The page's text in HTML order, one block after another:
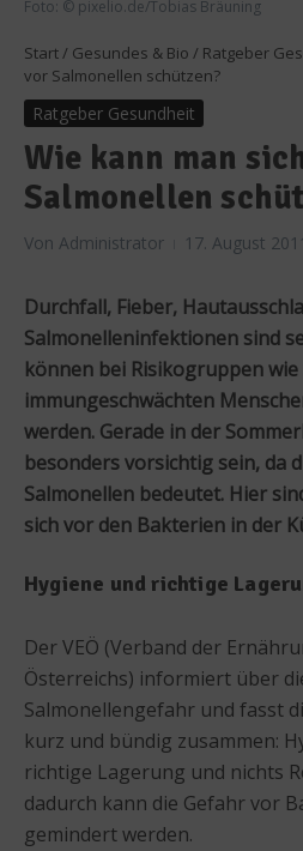
Foto: © pixelio.de/Tobias Bräuning
Start / Gesundes & Bio / Ratgeber
vor Salmonellen schützen?
Ratgeber Gesundheit
Wie kann man
Salmonellen
Von Administrator 17. August
Durchfall, Fieber,
Salmonelleninfektionen sind
können bei Risikogruppen
immungeschwächten
werden. Gerade in der
besonders vorsichtig sein, da
Salmonellen bedeutet. Hier
sich vor den Bakterien in der
Hygiene und richtige
Der VEÖ (Verband der
Österreichs) informiert über
Salmonellengefahr und fasst
kurz und bündig zusammen:
richtige Lagerung und nichts
dadurch kann die Gefahr vor
gemindert werden.